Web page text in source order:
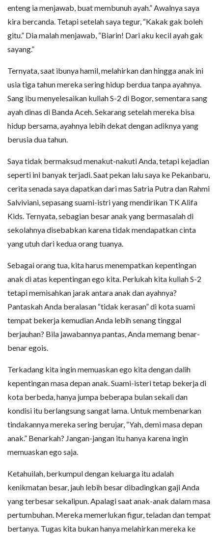
enteng ia menjawab, buat membunuh ayah.” Awalnya saya
kira bercanda. Tetapi setelah saya tegur, “Kakak gak boleh
gitu.” Dia malah menjawab, “Biarin! Dari aku kecil ayah gak
sayang.”
Ternyata, saat ibunya hamil, melahirkan dan hingga anak ini
usia tiga tahun mereka sering hidup berdua tanpa ayahnya.
Sang ibu menyelesaikan kuliah S-2 di Bogor, sementara sang
ayah dinas di Banda Aceh. Sekarang setelah mereka bisa
hidup bersama, ayahnya lebih dekat dengan adiknya yang
berusia dua tahun.
Saya tidak bermaksud menakut-nakuti Anda, tetapi kejadian
seperti ini banyak terjadi. Saat pekan lalu saya ke Pekanbaru,
cerita senada saya dapatkan dari mas Satria Putra dan Rahmi
Salviviani, sepasang suami-istri yang mendirikan TK Alifa
Kids. Ternyata, sebagian besar anak yang bermasalah di
sekolahnya disebabkan karena tidak mendapatkan cinta
yang utuh dari kedua orang tuanya.
Sebagai orang tua, kita harus menempatkan kepentingan
anak di atas kepentingan ego kita. Perlukah kita kuliah S-2
tetapi memisahkan jarak antara anak dan ayahnya?
Pantaskah Anda beralasan “tidak kerasan” di kota suami
tempat bekerja kemudian Anda lebih senang tinggal
berjauhan? Bila jawabannya pantas, Anda memang benar-
benar egois.
Terkadang kita ingin memuaskan ego kita dengan dalih
kepentingan masa depan anak. Suami-isteri tetap bekerja di
kota berbeda, hanya jumpa beberapa bulan sekali dan
kondisi itu berlangsung sangat lama. Untuk membenarkan
tindakannya mereka sering berujar, “Yah, demi masa depan
anak.” Benarkah? Jangan-jangan itu hanya karena ingin
memuaskan ego saja.
Ketahuilah, berkumpul dengan keluarga itu adalah
kenikmatan besar, jauh lebih besar dibadingkan gaji Anda
yang terbesar sekalipun. Apalagi saat anak-anak dalam masa
pertumbuhan. Mereka memerlukan figur, teladan dan tempat
bertanya. Tugas kita bukan hanya melahirkan mereka ke